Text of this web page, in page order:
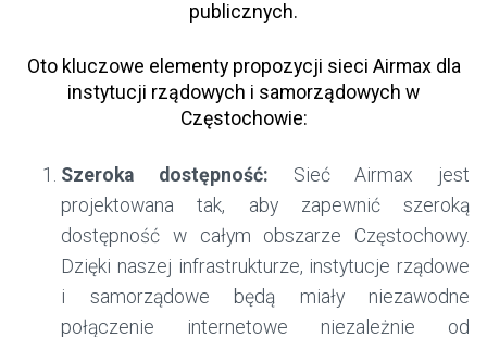
publicznych.
Oto kluczowe elementy propozycji sieci Airmax dla
instytucji rządowych i samorządowych w
Częstochowie:
Szeroka dostępność: Sieć Airmax jest
projektowana tak, aby zapewnić szeroką
dostępność w całym obszarze Częstochowy.
Dzięki naszej infrastrukturze, instytucje rządowe
i samorządowe będą miały niezawodne
połączenie internetowe niezależnie od